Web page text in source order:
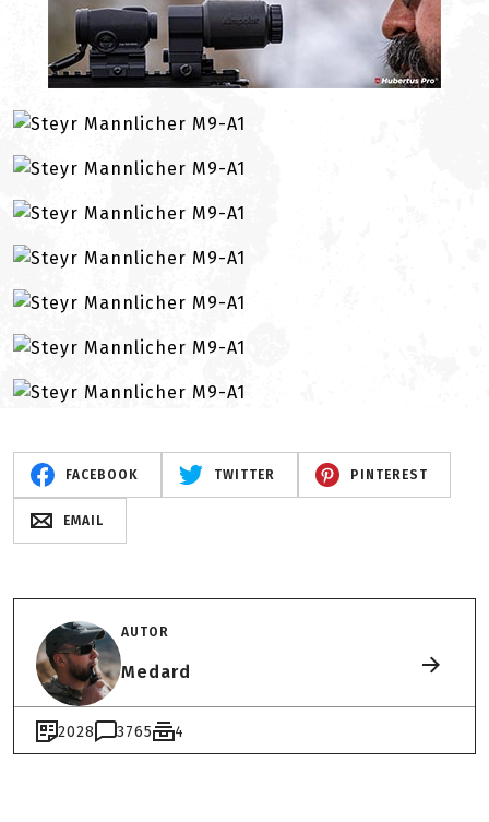
FACEBOOK TWITTER PINTEREST
EMAIL
AUTOR
Medard
2028 3765 4